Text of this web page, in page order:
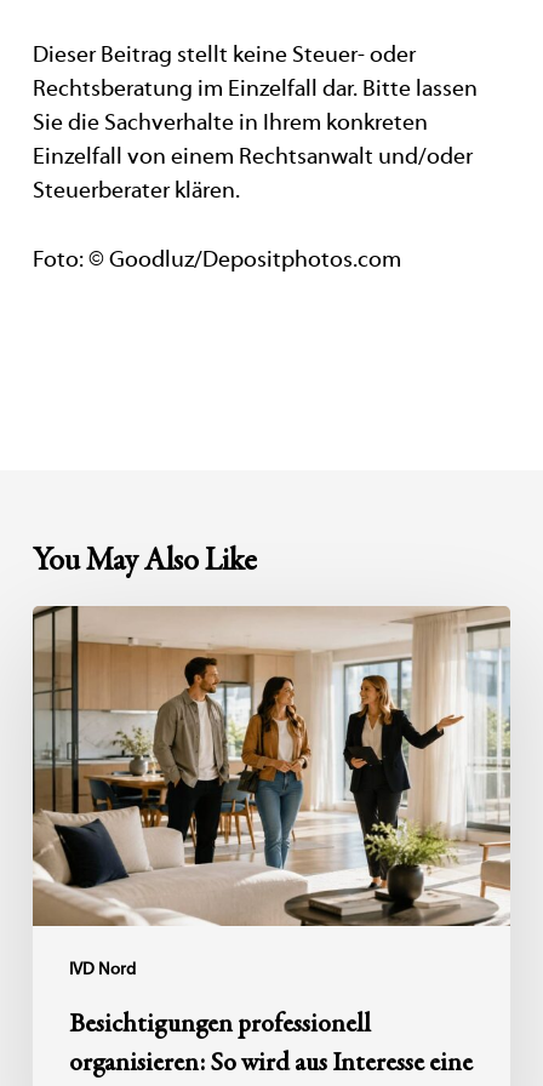
Dieser Beitrag stellt keine Steuer- oder
Rechtsberatung im Einzelfall dar. Bitte lassen
Sie die Sachverhalte in Ihrem konkreten
Einzelfall von einem Rechtsanwalt und/oder
Steuerberater klären.
Foto: © Goodluz/Depositphotos.com
You May Also Like
IVD Nord
Besichtigungen
professionell
organisieren:
wird
aus
Interesse
eine
Kaufentscheidung
Besichtigungen professionell
organisieren: So wird aus Interesse eine